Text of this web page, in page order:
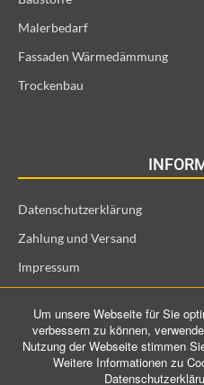
Malerbedarf
Fassaden Wärmedämmung
Trockenbau
Datenschutzerklärung
Zahlung und Versand
Impressum
Widerrufsrecht für Verbraucher
Um unsere Webseite für Sie
verbessern zu können,
Nutzung der Webseite stimmen
Weitere Informationen zu